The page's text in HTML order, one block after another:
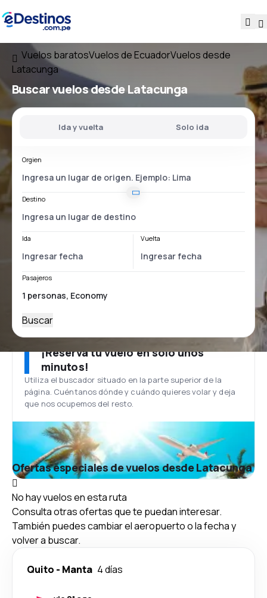
Vuelos baratosVuelos de EcuadorVuelos desde
Latacunga
Buscar vuelosdesde Latacunga
Ida y vuelta Solo ida
Orgien
Destino
Ida Vuelta
Pasajeros
Buscar
¡Reserva tu vuelo en solo unos
minutos!
Utiliza el buscador situado en la parte superior de la
página. Cuéntanos dónde y cuándo quieres volar y deja
que nos ocupemos del resto.
Ofertas especiales de vuelos desde Latacunga
No hay vuelos en esta ruta
Consulta otras ofertas que te puedan interesar.
También puedes cambiar el aeropuerto o la fecha y
volver a buscar.
Quito - Manta 4 días